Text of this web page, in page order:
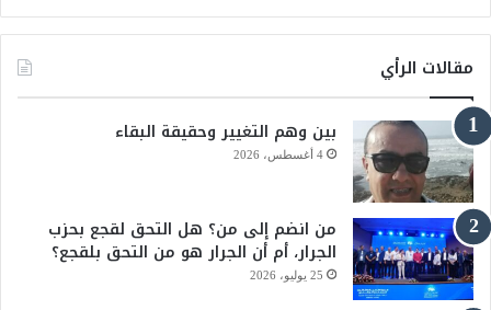
ي
ب
و
ك
X
Y
u
T
b
e
مقالات الرأي
بين وهم التغيير وحقيقة البقاء
4 أغسطس، 2026
من انضم إلى من؟ هل التحق لقجع بحزب
الجرار، أم أن الجرار هو من التحق بلقجع؟
25 يوليو، 2026